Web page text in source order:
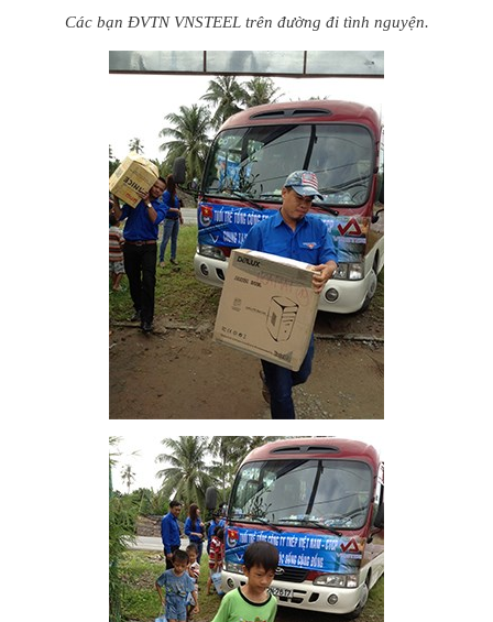
Các bạn ĐVTN VNSTEEL trên đường đi tình nguyện.